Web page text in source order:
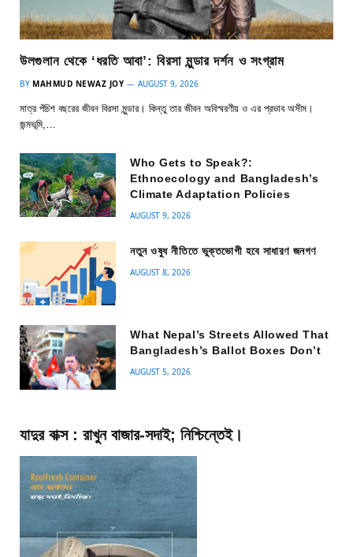
উলগুলান থেকে ‘ধরতি আবা’: বিরসা মুন্ডার দর্শন ও সংগ্রাম
BY MAHMUD NEWAZ JOY AUGUST 9, 2026
মাত্র পঁচিশ বছরের জীবন বিরসা মুন্ডার। কিন্তু তার জীবন অবিস্মরণীয় ও এর প্রভাব অসীম।
জন্মভূমি,…
Who Gets to Speak?:
Ethnoecology and Bangladesh’s
Climate Adaptation Policies
AUGUST 9, 2026
নতুন ওষুধ নীতিতে ভুক্তভোগী হবে সাধারণ জনগণ
AUGUST 8, 2026
What Nepal’s Streets Allowed That
Bangladesh’s Ballot Boxes Don’t
AUGUST 5, 2026
যাদুর বাক্স : রাখুন বাজার-সদাই; নিশ্চিন্তেই।